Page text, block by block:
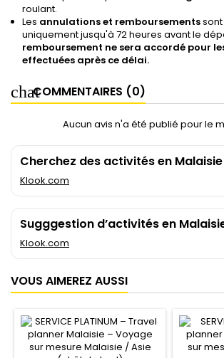
roulant.
Les annulations et remboursements
uniquement jusqu'à 72 heures avant le
remboursement ne sera accordé pour
effectuées après ce délai.
COMMENTAIRES (0)
Aucun avis n'a été publié pour le
Cherchez des activités en Malaisie
Klook.com
Sugggestion d’activités en
Klook.com
VOUS AIMEREZ AUSSI